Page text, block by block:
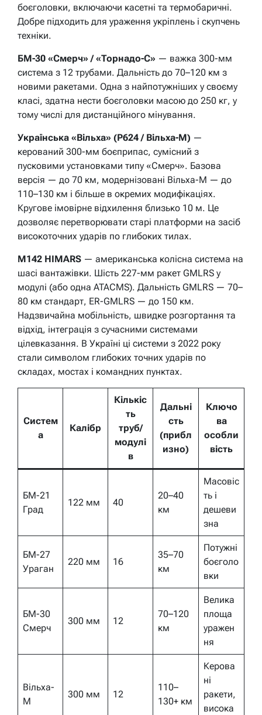
боєголовки, включаючи касетні та термобаричні.
Добре підходить для ураження укріплень і скупчень
техніки.
БМ-30 «Смерч» / «Торнадо-С» — важка 300-мм
система з 12 трубами. Дальність до 70–120 км з
новими ракетами. Одна з найпотужніших у своєму
класі, здатна нести боєголовки масою до 250 кг, у
тому числі для дистанційного мінування.
Українська «Вільха» (Р624 / Вільха-М) —
керований 300-мм боєприпас, сумісний з
пусковими установками типу «Смерч». Базова
версія — до 70 км, модернізовані Вільха-М — до
110–130 км і більше в окремих модифікаціях.
Кругове імовірне відхилення близько 10 м. Це
дозволяє перетворювати старі платформи на засіб
високоточних ударів по глибоких тилах.
M142 HIMARS — американська колісна система на
шасі вантажівки. Шість 227-мм ракет GMLRS у
модулі (або одна ATACMS). Дальність GMLRS — 70–
80 км стандарт, ER-GMLRS — до 150 км.
Надзвичайна мобільність, швидке розгортання та
відхід, інтеграція з сучасними системами
цілевказання. В Україні ці системи з 2022 року
стали символом глибоких точних ударів по
складах, мостах і командних пунктах.
Систем
а
Калібр
Кількіс
ть
труб/
модулі
в
Дальні
сть
(прибл
изно)
Ключо
ва
особли
вість
БМ-21
Град
122 мм 40
20–40
км
Масовіс
ть і
дешеви
зна
БМ-27
Ураган
220 мм 16
35–70
км
Потужні
боєголо
вки
БМ-30
Смерч
300 мм 12
70–120
км
Велика
площа
уражен
ня
Вільха-
М
300 мм 12
110–
130+ км
Керова
ні
ракети,
висока